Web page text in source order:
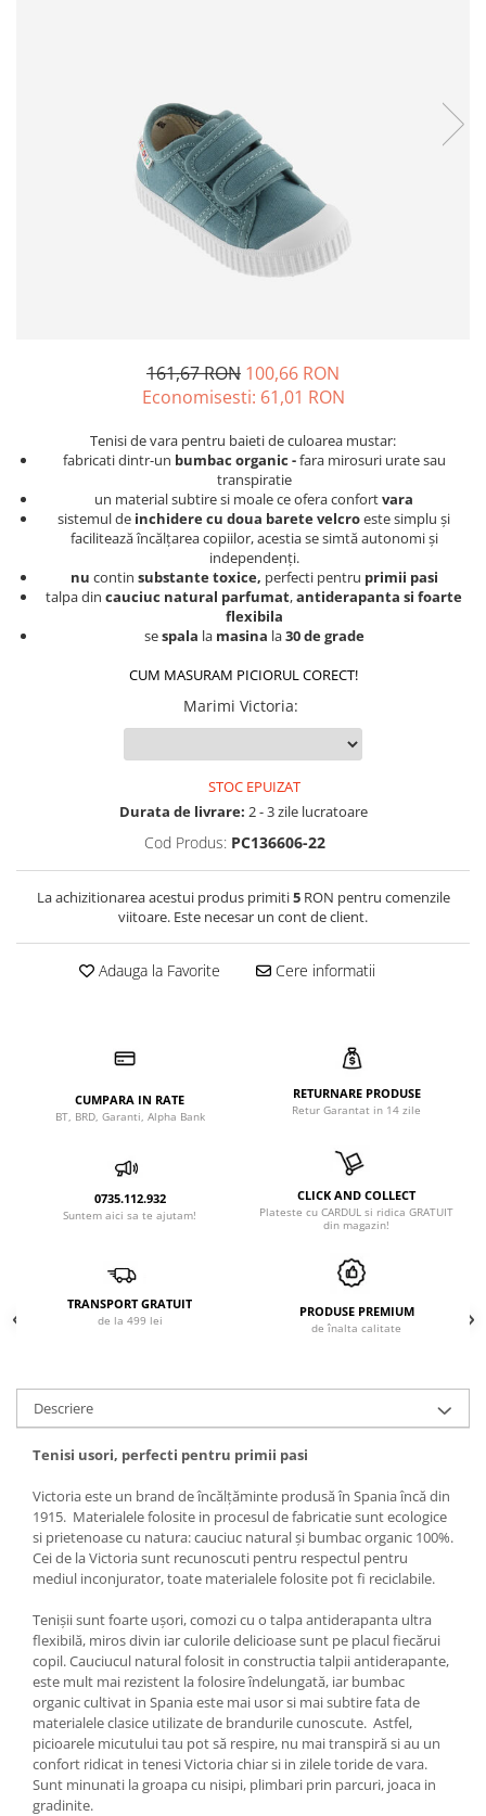
161,67 RON 100,66 RON
Economisesti: 61,01 RON
Tenisi de vara pentru baieti de culoarea mustar:
fabricati dintr-un bumbac organic -fara mirosuri urate sau
transpiratie
un material subtire si moale ce ofera confortvara
sistemul de inchidere cu doua barete velcroeste simplu și
facilitează încălțarea copiilor, acestia se simtă autonomi și
independenți.
nu contin substante toxice, perfecti pentru primii pasi
talpa din cauciuc natural parfumat,antiderapanta si foarte
flexibila
sespala lamasina la30 de grade
CUM MASURAM PICIORUL CORECT!
Marimi Victoria:
STOC EPUIZAT
Durata de livrare: 2 - 3 zile lucratoare
Cod Produs: PC136606-22
La achizitionarea acestui produs primiti5RON pentru comenzile
viitoare. Este necesar un cont de client.
Adauga la Favorite Cere informatii
CUMPARA IN RATE
BT, BRD, Garanti, Alpha Bank
RETURNARE PRODUSE
Retur Garantat in 14 zile
0735.112.932
Suntem aici sa te ajutam!
CLICK AND COLLECT
Plateste cu CARDUL si ridica GRATUIT
din magazin!
TRANSPORT GRATUIT
de la 499 lei
PRODUSE PREMIUM
de înalta calitate
Descriere
Tenisi usori, perfecti pentru primii pasi
Victoria este un brand de încălțăminte produsă în Spania încă din
1915. Materialele folosite in procesul de fabricatie sunt ecologice
si prietenoase cu natura: cauciuc natural și bumbac organic 100%.
Cei de la Victoria sunt recunoscuti pentru respectul pentru
mediul inconjurator, toate materialele folosite pot fi reciclabile.
Tenișii sunt foarte ușori, comozi cu o talpa antiderapanta ultra
flexibilă, miros divin iar culorile delicioase sunt pe placul fiecărui
copil. Cauciucul natural folosit in constructia talpii antiderapante,
este mult mai rezistent la folosire îndelungată, iar bumbac
organic cultivat in Spania este mai usor si mai subtire fata de
materialele clasice utilizate de brandurile cunoscute. Astfel,
picioarele micutului tau pot să respire, nu mai transpiră si au un
confort ridicat in tenesi Victoria chiar si in zilele toride de vara.
Sunt minunati la groapa cu nisipi, plimbari prin parcuri, joaca in
gradinite.